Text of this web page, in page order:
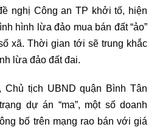
nghị Công an TP khởi tố, hiện
hình lừa đảo mua bán đất “ảo”
xã. Thời gian tới sẽ trung khắc
lừa đảo đất đai.
Chủ tịch UBND quận Bình Tân
dự án “ma”, một số doanh
bố trên mạng rao bán với giá